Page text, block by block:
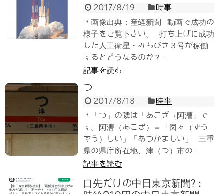
2017/8/19
時事
＊画像出典：産経新聞 動画で成功の
様子をご覧下さい。 打ち上げに成功
した人工衛星・みちびき３号が稼働
するとどうなるのか？...
記事を読む
つ
2017/8/18
時事
＊「つ」の隣は「あこぎ（阿漕」で
す。阿漕（あこぎ）＝「図々（ずう
ずう）しい」「あつかましい」 三重
県の県庁所在地、津（つ）市の...
記事を読む
口先だけの中日東京新聞?：